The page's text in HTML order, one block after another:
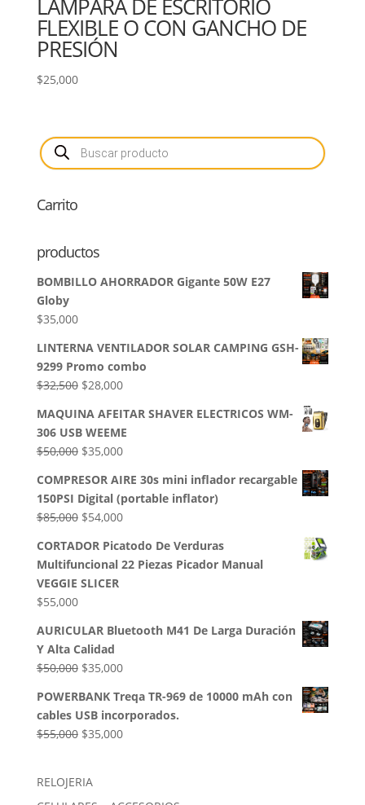
LÁMPARA DE ESCRITORIO
FLEXIBLE O CON GANCHO DE
PRESIÓN
$25,000
Búsqueda
de
productos
Carrito
productos
BOMBILLO AHORRADOR Gigante 50W E27
Globy
$35,000
LINTERNA VENTILADOR SOLAR CAMPING GSH-
9299 Promo combo
$32,500 El
original
era:
$32,500.
$28,000El
actual
es:
$28,000.
MAQUINA AFEITAR SHAVER ELECTRICOS WM-
306 USB WEEME
$50,000 El
original
era:
$50,000.
$35,000El
actual
es:
$35,000.
COMPRESOR AIRE 30s mini inflador recargable
150PSI Digital (portable inflator)
$85,000 El
original
era:
$85,000.
$54,000El
actual
es:
CORTADOR Picatodo De Verduras
Multifuncional 22 Piezas Picador Manual
VEGGIE SLICER
$55,000
AURICULAR Bluetooth M41 De Larga Duración
Y Alta Calidad
$50,000 El
original
era:
$50,000.
$35,000El
actual
es:
$35,000.
POWERBANK Treqa TR-969 de 10000 mAh con
cables USB incorporados.
$55,000 El
era:
$35,000El
RELOJERIA